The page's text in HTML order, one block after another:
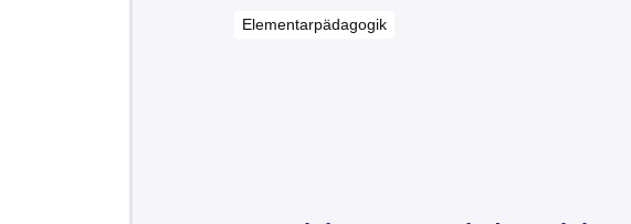
Elementarpädagogik